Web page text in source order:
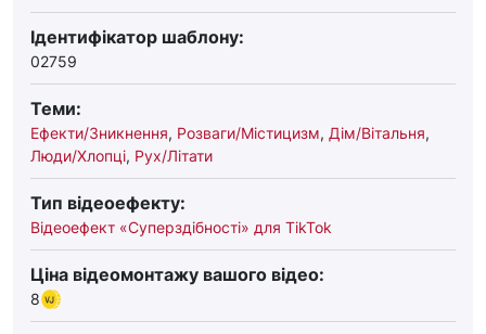
Ідентифікатор шаблону:
02759
Теми:
Ефекти/Зникнення, Розваги/Містицизм, Дім/Вітальня,
Люди/Хлопці, Рух/Літати
Тип відеоефекту:
Відеоефект «Суперздібності» для TikTok
Ціна відеомонтажу вашого відео:
8